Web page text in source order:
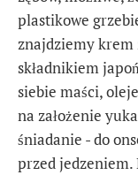
plastikowe
znajdziemy
składnikiem
siebie maści,
na założenie
śniadanie - do
przed jedzeniem.